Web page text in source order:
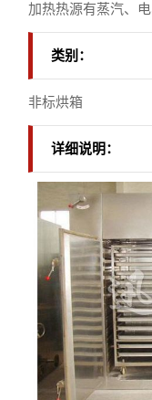
加热热源有蒸汽、
类别：
非标烘箱
详细说明：